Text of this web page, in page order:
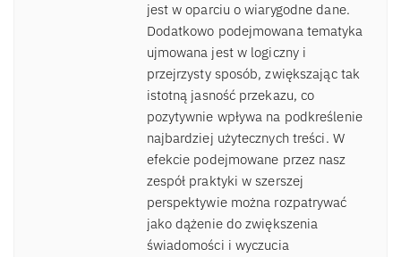
jest w oparciu o wiarygodne dane.
Dodatkowo podejmowana tematyka
ujmowana jest w logiczny i
przejrzysty sposób, zwiększając tak
istotną jasność przekazu, co
pozytywnie wpływa na podkreślenie
najbardziej użytecznych treści. W
efekcie podejmowane przez nasz
zespół praktyki w szerszej
perspektywie można rozpatrywać
jako dążenie do zwiększenia
świadomości i wyczucia